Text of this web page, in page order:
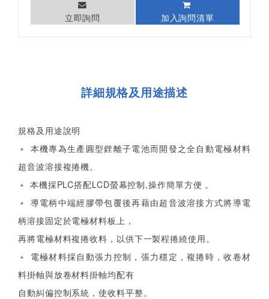
立即詢問 加入詢問清單
詳細規格及用途描述
規格及用途說明
﹡ 本機專為生產圓型鋰離子電池而開發之全自動電極材料
超音波溶接複捲機。
﹡ 本機採PLC搭配LCD螢幕控制,操作簡單方便 。
﹡ 導電柄中端經膠帶包覆後再藉由超音波溶接方式將導電
柄溶接固定於電極材料板上，
再將電極材料複捲收料，以供下一製程捲繞使用。
﹡ 電極材料採自動張力控制，張力穩定，複捲時，收卷材
料掛軸與放卷材料掛軸均配有
自動糾偏控制系統，使收料平整。